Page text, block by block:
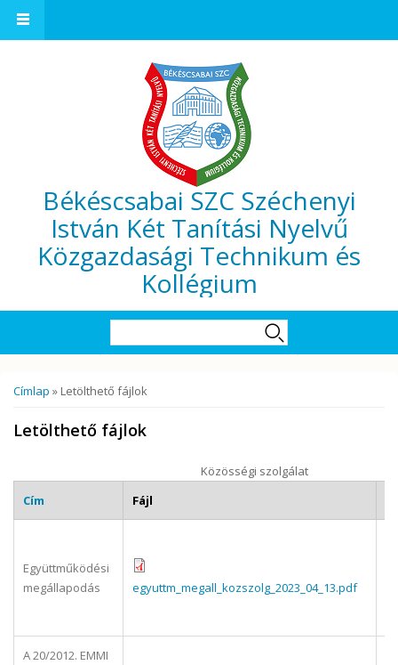
Békéscsabai SZC Széchenyi
István Két Tanítási Nyelvű
Közgazdasági Technikum és
Kollégium
Jelenlegi hely
Címlap » Letölthető fájlok
Letölthető fájlok
Közösségi szolgálat
Cím
Fájl
Együttműködési
megállapodás
egyuttm_megall_kozszolg_2023_04_13.pdf
A 20/2012. EMMI